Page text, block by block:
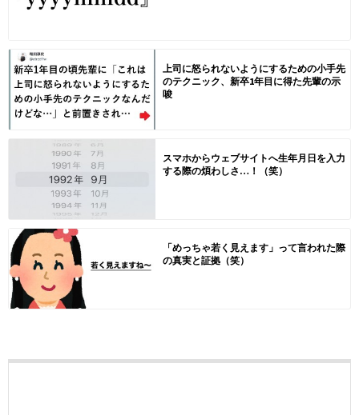
上司に怒られないようにするための小手先
のテクニック、新卒1年目に得た先輩の示
唆
スマホからウェブサイトへ生年月日を入力
する際の煩わしさ…！（笑）
「めっちゃ若く見えます」って言われた際
の真実と証拠（笑）